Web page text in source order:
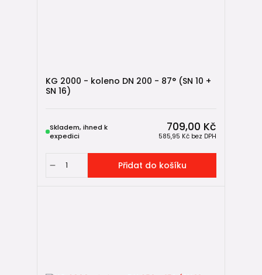
KG 2000 - koleno DN 200 - 87° (SN 10 +
SN 16)
709,00 Kč
585,95 Kč bez DPH
Skladem, ihned k
expedici
Přidat do košíku